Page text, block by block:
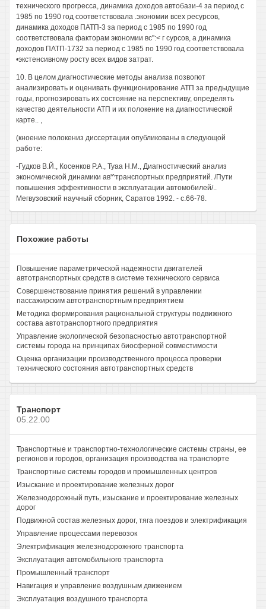
технического прогресса, динамика доходов автобази-4 за период с
1985 по 1990 год соответствовала .экономии всех ресурсов,
динамика доходов ПАТП-3 за период с 1985 по 1990 год
соответствовала факторам экономии вс'':< г сурсов, а динамика
доходов ПАТП-1732 за период с 1985 по 1990 год соответствовала
•экстенсивному росту всех видов затрат.
10. В целом диагностические методы анализа позвогют
анализировать и оценивать функционирование АТП за предыдущие
годы, прогнозировать их состояние на перспективу, определять
качество деятельности АТП и их полокение на диагностической
карте.. ,
(кноение полокениз диссертации опубликованы в следующой
работе:
-Гудков В.Й., Косенков P.A., Туаа Н.М., Диагностический анализ
экономической динамики ав'^транспортных предприятий. /Пути
повышения эффективности в эксплуатации автомобилей/..
Мегвузовский научный сборник, Саратов 1992. - с.66-78.
Похожие работы
Повышение параметрической надежности двигателей
автотранспортных средств в системе технического сервиса
Совершенствование принятия решений в управлении
пассажирским автотранспортным предприятием
Методика формирования рациональной структуры подвижного
состава автотранспортного предприятия
Управление экологической безопасностью автотранспортной
системы города на принципах биосферной совместимости
Оценка организации производственного процесса проверки
технического состояния автотранспортных средств
Транспорт
05.22.00
Транспортные и транспортно-технологические системы страны, ее
регионов и городов, организация производства на транспорте
Транспортные системы городов и промышленных центров
Изыскание и проектирование железных дорог
Железнодорожный путь, изыскание и проектирование железных
дорог
Подвижной состав железных дорог, тяга поездов и электрификация
Управление процессами перевозок
Электрификация железнодорожного транспорта
Эксплуатация автомобильного транспорта
Промышленный транспорт
Навигация и управление воздушным движением
Эксплуатация воздушного транспорта